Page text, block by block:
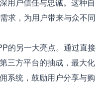
求，为用户带来与众不同
另一大亮点。通过直接
三方平台的抽成，最大化
系统，鼓励用户分享与购